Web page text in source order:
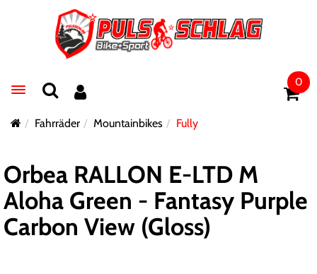
Toggle navigation
0
Fahrräder Mountainbikes Fully
Orbea RALLON E-LTD M
Aloha Green - Fantasy Purple
Carbon View (Gloss)